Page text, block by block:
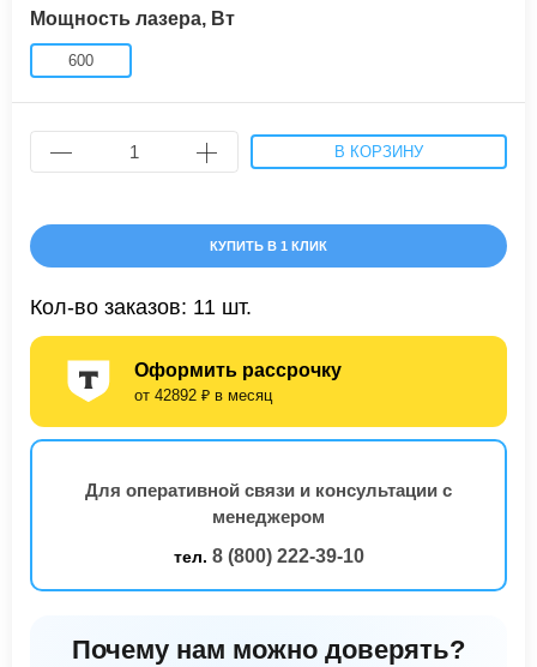
Мощность лазера, Вт
600
В КОРЗИНУ
КУПИТЬ В 1 КЛИК
Кол-во заказов: 11 шт.
Оформить рассрочку
от 42892 ₽ в месяц
Для оперативной связи и консультации с
менеджером
тел. 8 (800) 222-39-10
Почему нам можно доверять?